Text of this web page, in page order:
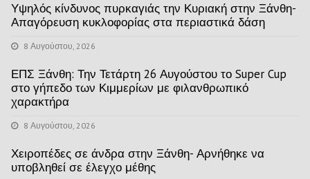
Υψηλός κίνδυνος πυρκαγιάς την Κυριακή στην Ξάνθη-
Απαγόρευση κυκλοφορίας στα περιαστικά δάση
8 Αυγούστου, 2026
ΕΠΣ Ξάνθη: Την Τετάρτη 26 Αυγούστου το Super Cup
στο γήπεδο των Κιμμερίων με φιλανθρωπικό
χαρακτήρα
8 Αυγούστου, 2026
Χειροπέδες σε άνδρα στην Ξάνθη- Αρνήθηκε να
υποβληθεί σε έλεγχο μέθης